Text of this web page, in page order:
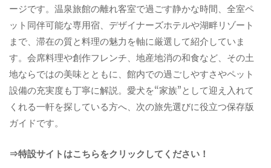
ージです。温泉旅館の離れ客室で過ごす静かな時間、全室ペ
ット同伴可能な専用宿、デザイナーズホテルや湖畔リゾート
まで、滞在の質と料理の魅力を軸に厳選して紹介していま
す。会席料理や創作フレンチ、地産地消の和食など、その土
地ならではの美味とともに、館内での過ごしやすさやペット
設備の充実度も丁寧に解説。愛犬を“家族”として迎え入れて
くれる一軒を探している方へ、次の旅先選びに役立つ保存版
ガイドです。
⇒特設サイトはこちらをクリックしてください！